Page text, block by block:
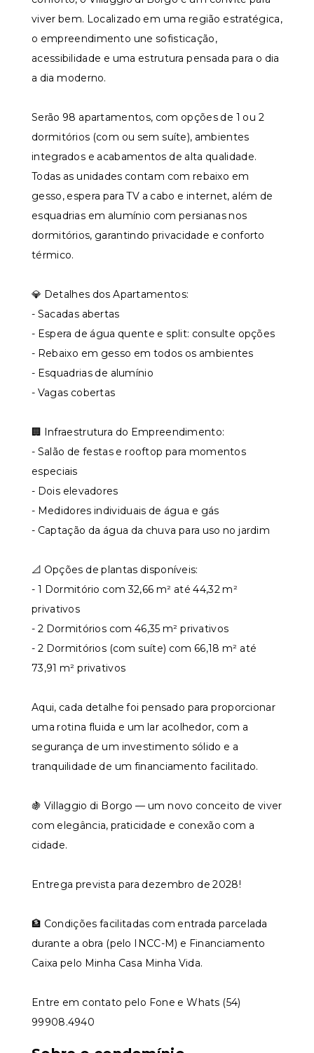
viver bem. Localizado em uma região estratégica,
o empreendimento une sofisticação,
acessibilidade e uma estrutura pensada para o dia
a dia moderno.
Serão 98 apartamentos, com opções de 1 ou 2
dormitórios (com ou sem suíte), ambientes
integrados e acabamentos de alta qualidade.
Todas as unidades contam com rebaixo em
gesso, espera para TV a cabo e internet, além de
esquadrias em alumínio com persianas nos
dormitórios, garantindo privacidade e conforto
térmico.
💎 Detalhes dos Apartamentos:
- Sacadas abertas
- Espera de água quente e split: consulte opções
- Rebaixo em gesso em todos os ambientes
- Esquadrias de alumínio
- Vagas cobertas
🏢 Infraestrutura do Empreendimento:
- Salão de festas e rooftop para momentos
especiais
- Dois elevadores
- Medidores individuais de água e gás
- Captação da água da chuva para uso no jardim
📐 Opções de plantas disponíveis:
- 1 Dormitório com 32,66 m² até 44,32 m²
privativos
- 2 Dormitórios com 46,35 m² privativos
- 2 Dormitórios (com suíte) com 66,18 m² até
73,91 m² privativos
Aqui, cada detalhe foi pensado para proporcionar
uma rotina fluida e um lar acolhedor, com a
segurança de um investimento sólido e a
tranquilidade de um financiamento facilitado.
🍇 Villaggio di Borgo — um novo conceito de viver
com elegância, praticidade e conexão com a
cidade.
Entrega prevista para dezembro de 2028!
🏦 Condições facilitadas com entrada parcelada
durante a obra (pelo INCC-M) e Financiamento
Caixa pelo Minha Casa Minha Vida.
Entre em contato pelo Fone e Whats (54)
99908.4940